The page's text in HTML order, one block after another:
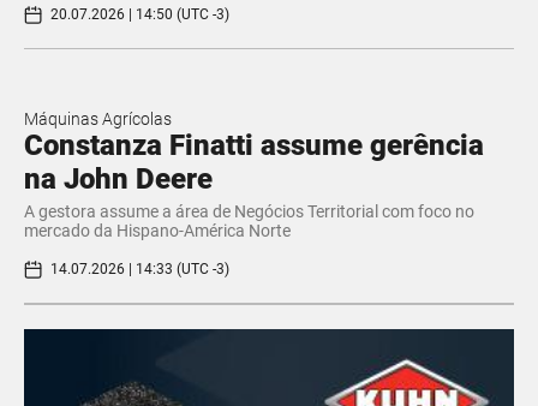
20.07.2026 | 14:50 (UTC -3)
Máquinas Agrícolas
Constanza Finatti assume gerência
na John Deere
A gestora assume a área de Negócios Territorial com foco no
mercado da Hispano-América Norte
14.07.2026 | 14:33 (UTC -3)